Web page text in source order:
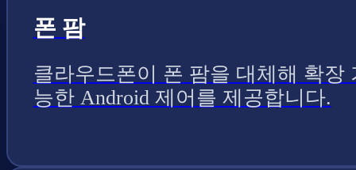
폰 팜
클라우드폰이 폰 팜을 대체해 확장
능한 Android 제어를 제공합니다.